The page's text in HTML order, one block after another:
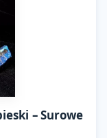
– Surowe